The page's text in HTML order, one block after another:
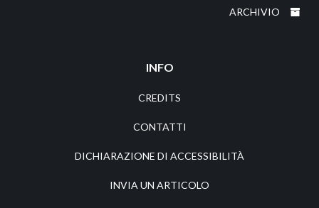
ARCHIVIO
INFO
CREDITS
CONTATTI
DICHIARAZIONE DI ACCESSIBILITÀ
INVIA UN ARTICOLO